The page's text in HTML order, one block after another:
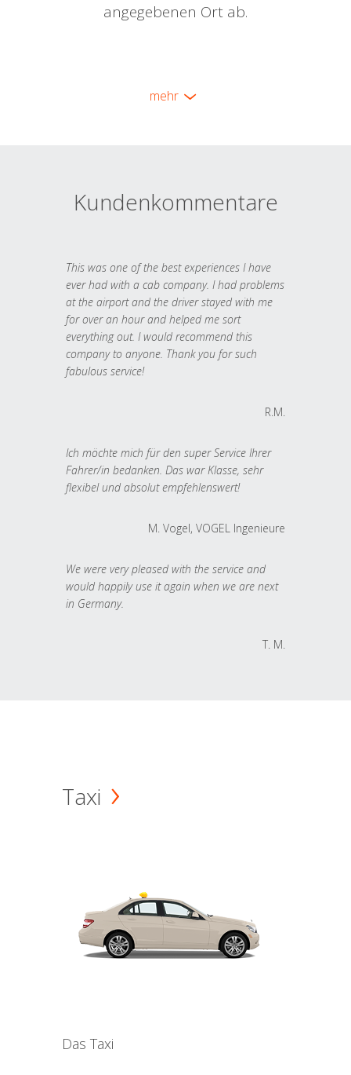
angegebenen Ort ab.
mehr
Kundenkommentare
This was one of the best experiences I have
ever had with a cab company. I had problems
at the airport and the driver stayed with me
for over an hour and helped me sort
everything out. I would recommend this
company to anyone. Thank you for such
fabulous service!
R.M.
Ich möchte mich für den super Service Ihrer
Fahrer/in bedanken. Das war Klasse, sehr
flexibel und absolut empfehlenswert!
M. Vogel, VOGEL Ingenieure
We were very pleased with the service and
would happily use it again when we are next
in Germany.
T. M.
Taxi
Das Taxi